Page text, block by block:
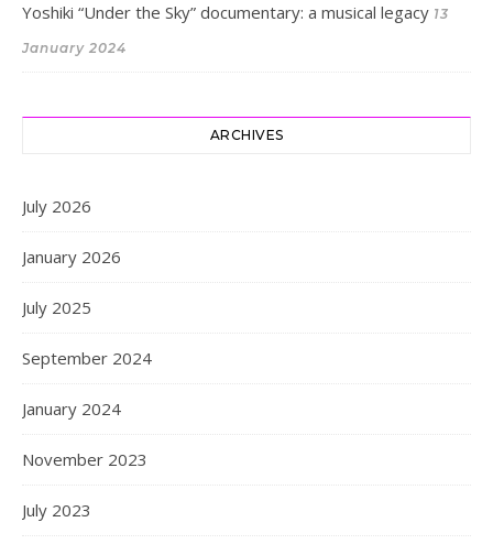
Yoshiki “Under the Sky” documentary: a musical legacy 13
January 2024
ARCHIVES
July 2026
January 2026
July 2025
September 2024
January 2024
November 2023
July 2023